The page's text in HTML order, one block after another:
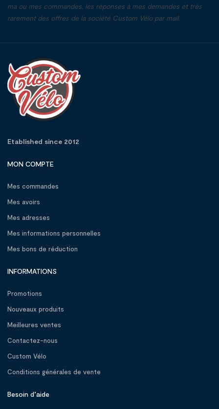
ma ou mes commandes, les réponses à mes demandes et très
rarement des offres de la société Custom Vélo par mail.
Etablished since 2012
MON COMPTE
Mes commandes
Mes avoirs
Mes adresses
Mes informations personnelles
Mes bons de réduction
INFORMATIONS
Promotions
Nouveaux produits
Meilleures ventes
Contactez-nous
Custom Vélo
Conditions générales de vente
Besoin d’aide